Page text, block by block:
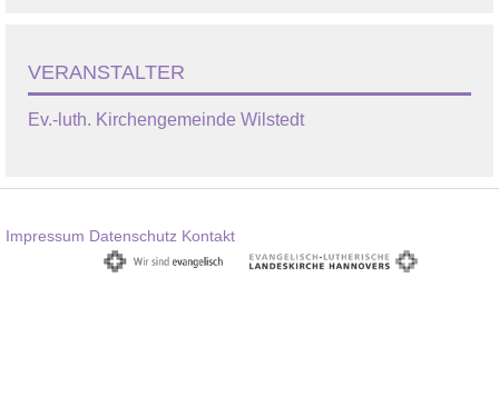
VERANSTALTER
Ev.-luth. Kirchengemeinde Wilstedt
Impressum Datenschutz Kontakt